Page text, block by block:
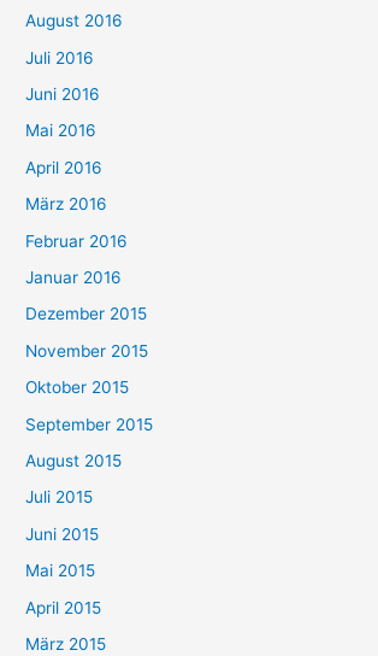
August 2016
Juli 2016
Juni 2016
Mai 2016
April 2016
März 2016
Februar 2016
Januar 2016
Dezember 2015
November 2015
Oktober 2015
September 2015
August 2015
Juli 2015
Juni 2015
Mai 2015
April 2015
März 2015